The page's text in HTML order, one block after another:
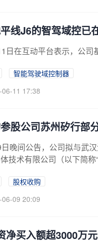
线J6的智驾域控已
日在互动平台表示，公
智能驾驶域控制器
11 17:38
股公司苏州矽行部
晚间公告，公司拟与武
技术有限公司（以下简
股权收购
09 20:09
净买入额超3000万元